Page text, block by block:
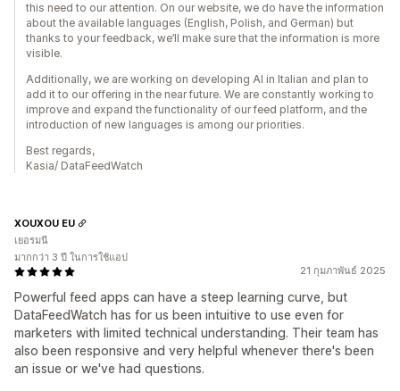
this need to our attention. On our website, we do have the information
about the available languages (English, Polish, and German) but
thanks to your feedback, we’ll make sure that the information is more
visible.
Additionally, we are working on developing AI in Italian and plan to
add it to our offering in the near future. We are constantly working to
improve and expand the functionality of our feed platform, and the
introduction of new languages is among our priorities.
Best regards,
Kasia/ DataFeedWatch
21 กุมภาพันธ์ 2025
Powerful feed apps can have a steep learning curve, but
DataFeedWatch has for us been intuitive to use even for
marketers with limited technical understanding. Their team has
also been responsive and very helpful whenever there's been
an issue or we've had questions.
XOUXOU EU
เยอรมนี
มากกว่า 3 ปี ในการใช้แอป